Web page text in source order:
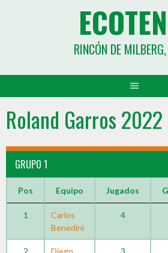
RINCÓN DE
Roland Garros 2022
GRUPO 1
Pos Equipo Jugados
1
Carlos
Benedini
4
2
Diego
3